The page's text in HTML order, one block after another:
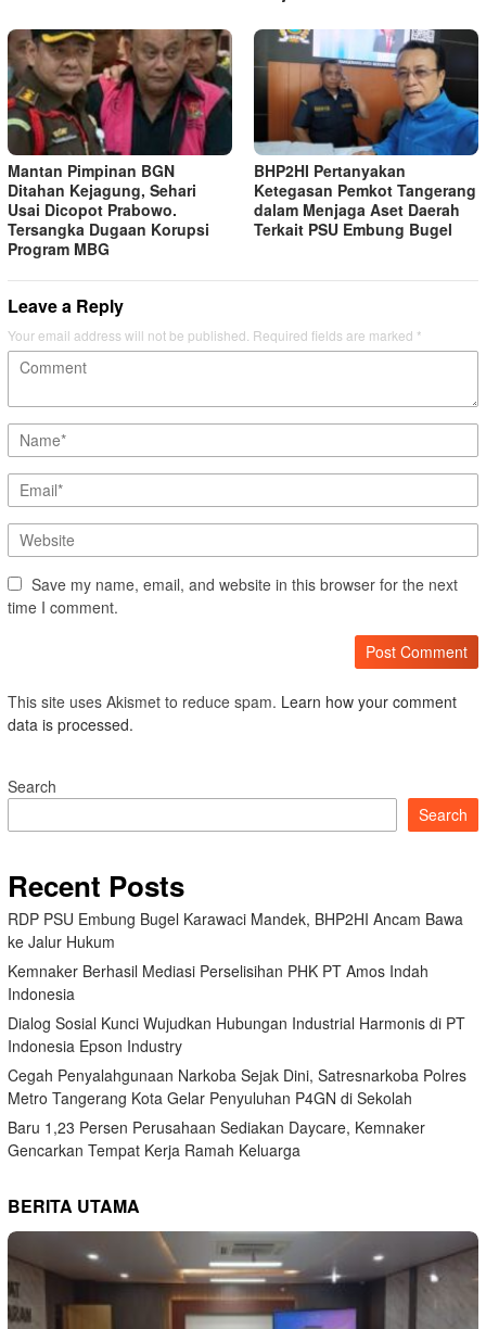
Mantan Pimpinan BGN
Ditahan Kejagung, Sehari
Usai Dicopot Prabowo.
Tersangka Dugaan Korupsi
Program MBG
BHP2HI Pertanyakan
Ketegasan Pemkot Tangerang
dalam Menjaga Aset Daerah
Terkait PSU Embung Bugel
Leave a Reply
Your email address will not be published. Required fields are marked *
Save my name, email, and website in this browser for the next
time I comment.
This site uses Akismet to reduce spam. Learn how your comment
data is processed.
Search
Search
Recent Posts
RDP PSU Embung Bugel Karawaci Mandek, BHP2HI Ancam Bawa
ke Jalur Hukum
Kemnaker Berhasil Mediasi Perselisihan PHK PT Amos Indah
Indonesia
Dialog Sosial Kunci Wujudkan Hubungan Industrial Harmonis di PT
Indonesia Epson Industry
Cegah Penyalahgunaan Narkoba Sejak Dini, Satresnarkoba Polres
Metro Tangerang Kota Gelar Penyuluhan P4GN di Sekolah
Baru 1,23 Persen Perusahaan Sediakan Daycare, Kemnaker
Gencarkan Tempat Kerja Ramah Keluarga
BERITA UTAMA